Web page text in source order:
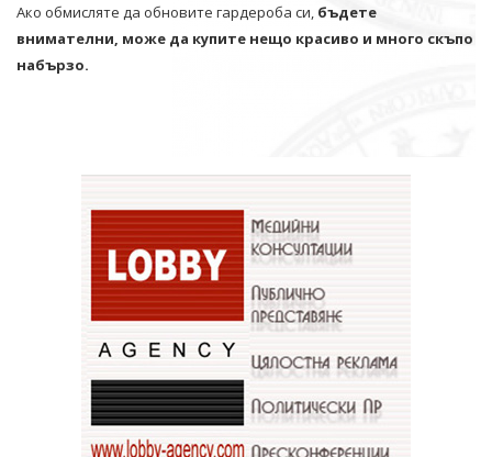
Ако обмисляте да обновите гардероба си, бъдете
внимателни, може да купите нещо красиво и много скъпо
набързо.